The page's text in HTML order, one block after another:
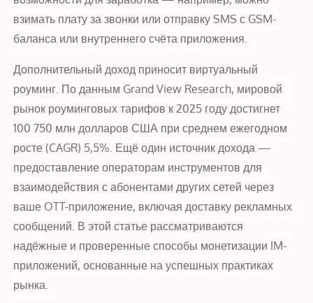
взимать плату за звонки или отправку SMS с GSM-
баланса или внутреннего счёта приложения.
Дополнительный доход приносит виртуальный
роуминг. По данным Grand View Research, мировой
рынок роуминговых тарифов к 2025 году достигнет
100 750 млн долларов США при среднем ежегодном
росте (CAGR) 5,5%. Ещё один источник дохода —
предоставление операторам инструментов для
взаимодействия с абонентами других сетей через
ваше OTT-приложение, включая доставку рекламных
сообщений. В этой статье рассматриваются
надёжные и проверенные способы монетизации IM-
приложений, основанные на успешных практиках
рынка.